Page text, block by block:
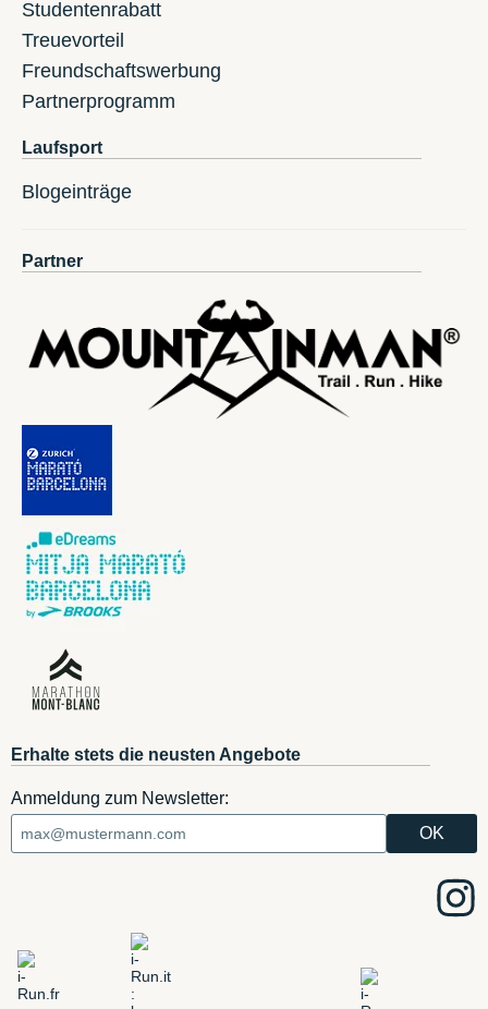
Studentenrabatt
Treuevorteil
Freundschaftswerbung
Partnerprogramm
Laufsport
Blogeinträge
Partner
Erhalte stets die neusten Angebote
Anmeldung zum Newsletter: